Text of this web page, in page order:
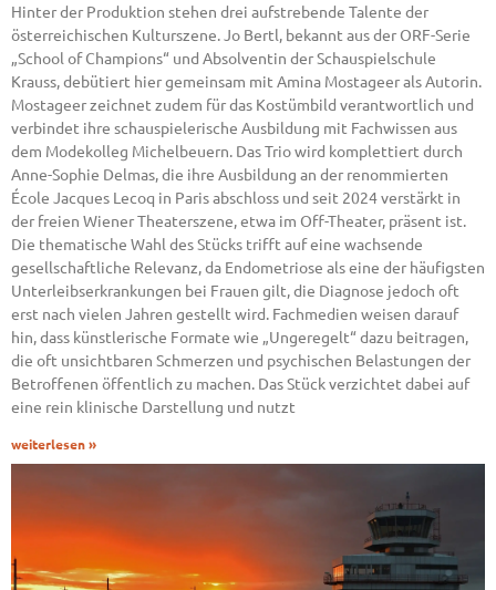
Hinter der Produktion stehen drei aufstrebende Talente der
österreichischen Kulturszene. Jo Bertl, bekannt aus der ORF-Serie
„School of Champions“ und Absolventin der Schauspielschule
Krauss, debütiert hier gemeinsam mit Amina Mostageer als Autorin.
Mostageer zeichnet zudem für das Kostümbild verantwortlich und
verbindet ihre schauspielerische Ausbildung mit Fachwissen aus
dem Modekolleg Michelbeuern. Das Trio wird komplettiert durch
Anne-Sophie Delmas, die ihre Ausbildung an der renommierten
École Jacques Lecoq in Paris abschloss und seit 2024 verstärkt in
der freien Wiener Theaterszene, etwa im Off-Theater, präsent ist.
Die thematische Wahl des Stücks trifft auf eine wachsende
gesellschaftliche Relevanz, da Endometriose als eine der häufigsten
Unterleibserkrankungen bei Frauen gilt, die Diagnose jedoch oft
erst nach vielen Jahren gestellt wird. Fachmedien weisen darauf
hin, dass künstlerische Formate wie „Ungeregelt“ dazu beitragen,
die oft unsichtbaren Schmerzen und psychischen Belastungen der
Betroffenen öffentlich zu machen. Das Stück verzichtet dabei auf
eine rein klinische Darstellung und nutzt
weiterlesen »